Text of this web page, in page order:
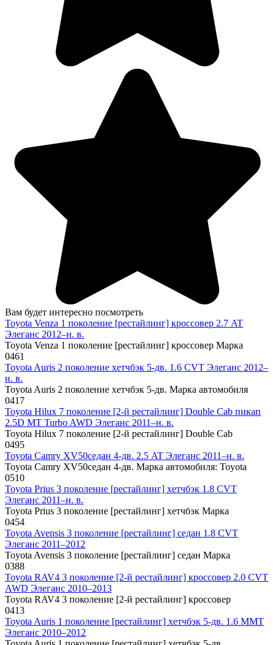
Вам будет интересно посмотреть
Toyota Venza 1 поколение [рестайлинг] кроссовер 2.7 AT
Элеганс 2012–н. в.
Toyota Venza 1 поколение [рестайлинг] кроссовер Марка
0461
Toyota Auris 2 поколение хетчбэк 5-дв. 1.6 CVT Элеганс 2012–
н. в.
Toyota Auris 2 поколение хетчбэк 5-дв. Марка автомобиля
0417
Toyota Hilux 7 поколение [2-й рестайлинг] Double Cab пикап
2.5D MT Turbo AWD Элеганс 2011–н. в.
Toyota Hilux 7 поколение [2-й рестайлинг] Double Cab
0495
Toyota Camry XV50седан 4-дв. 2.5 AT Элеганс 2011–н. в.
Toyota Camry XV50седан 4-дв. Марка автомобиля: Toyota
0510
Toyota Prius 3 поколение [рестайлинг] хетчбэк 1.8 CVT
Элеганс 2011–н. в.
Toyota Prius 3 поколение [рестайлинг] хетчбэк Марка
0454
Toyota Avensis 3 поколение [рестайлинг] седан 1.8 CVT
Элеганс 2011–2012
Toyota Avensis 3 поколение [рестайлинг] седан Марка
0388
Toyota RAV4 3 поколение [2-й рестайлинг] кроссовер 2.0 CVT
AWD Элеганс 2010–2013
Toyota RAV4 3 поколение [2-й рестайлинг] кроссовер
0413
Toyota Auris 1 поколение [рестайлинг] хетчбэк 5-дв. 1.6 MMT
Элеганс 2010–2012